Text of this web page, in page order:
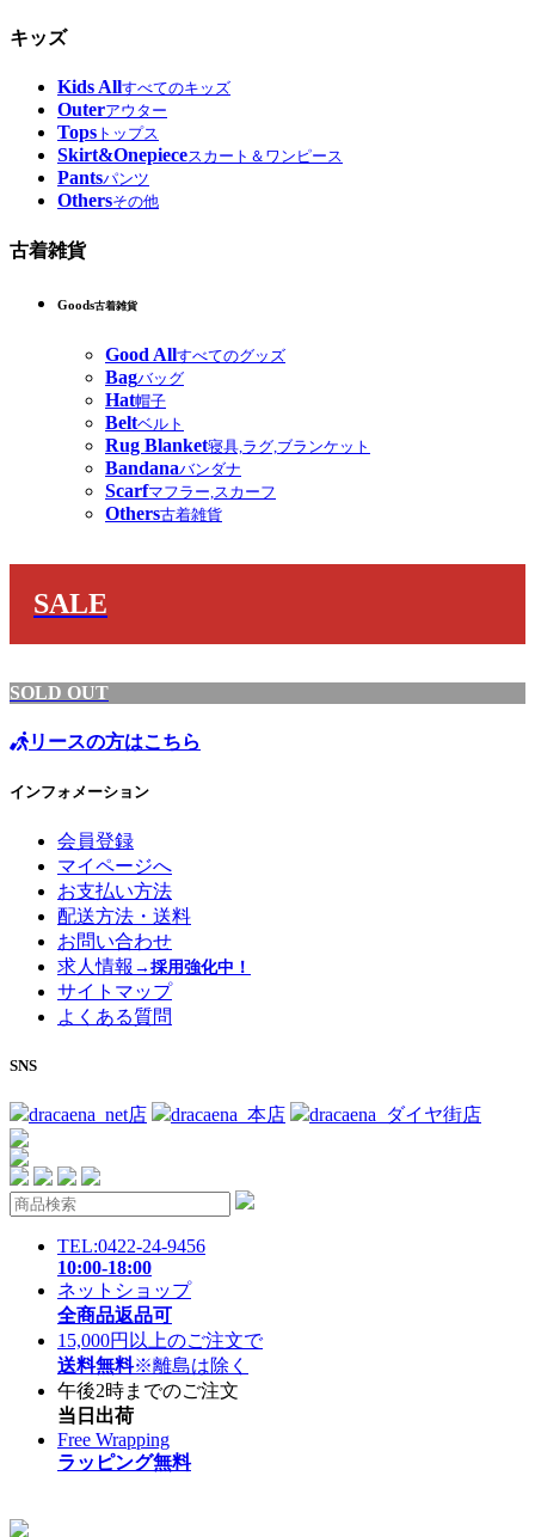
キッズ
Kids Allすべてのキッズ
Outerアウター
Tops トップス
Skirt&Onepieceスカート＆ワンピース
Pantsパンツ
Othersその他
古着雑貨
Goods古着雑貨
Good Allすべてのグッズ
Bagバッグ
Hat帽子
Beltベルト
Rug Blanket寝具,ラグ,ブランケット
Bandanaバンダナ
Scarfマフラー,スカーフ
Others古着雑貨
SALE
SOLD OUT
リースの方はこちら
インフォメーション
会員登録
マイページへ
お支払い方法
配送方法・送料
お問い合わせ
求人情報 →採用強化中！
サイトマップ
よくある質問
SNS
dracaena_net店 dracaena_本店 dracaena_ダイヤ街店
TEL:0422-24-9456
10:00-18:00
ネットショップ
全商品返品可
15,000円以上のご注文で
送料無料※離島は除く
午後2時までのご注文
当日出荷
Free Wrapping
ラッピング無料